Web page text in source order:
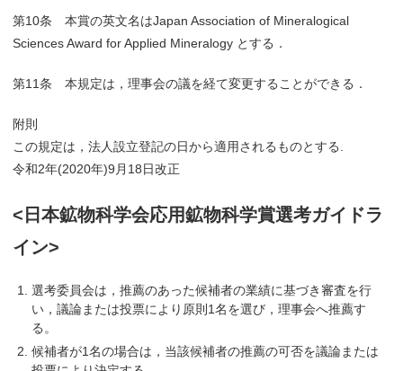
第10条 本賞の英文名はJapan Association of Mineralogical
Sciences Award for Applied Mineralogy とする．
第11条 本規定は，理事会の議を経て変更することができる．
附則
この規定は，法人設立登記の日から適用されるものとする.
令和2年(2020年)9月18日改正
<日本鉱物科学会応用鉱物科学賞選考ガイドラ
イン>
選考委員会は，推薦のあった候補者の業績に基づき審査を行
い，議論または投票により原則1名を選び，理事会へ推薦す
る。
候補者が1名の場合は，当該候補者の推薦の可否を議論または